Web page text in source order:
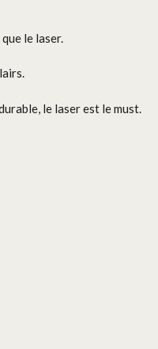
le laser.
le laser est le must.